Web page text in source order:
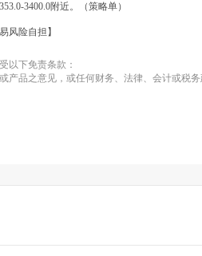
3400.0附近。（策略单）
风险自担】
以下免责条款：
品之意见，或任何财务、法律、会计或税务